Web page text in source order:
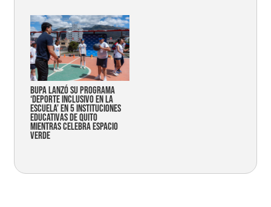
Bupa lanzó su programa
‘Deporte Inclusivo en la
Escuela’ en 5 instituciones
educativas de Quito
mientras celebra espacio
verde